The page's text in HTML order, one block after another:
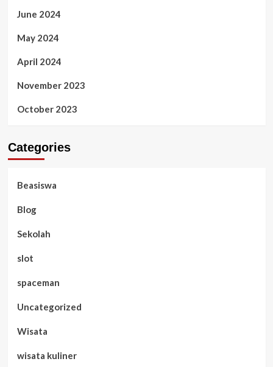
June 2024
May 2024
April 2024
November 2023
October 2023
Categories
Beasiswa
Blog
Sekolah
slot
spaceman
Uncategorized
Wisata
wisata kuliner